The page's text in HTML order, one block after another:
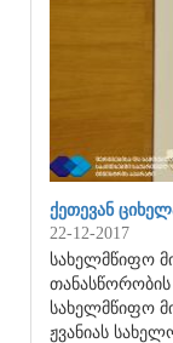
ᲥᲔᲗᲔᲕᲐᲜ
22-12-2017
სახელმწიფო
სახელმწიფო
ჟვანიას